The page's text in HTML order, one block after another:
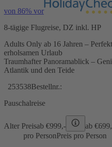
von 86% vor
8-tägige Flugreise, DZ inkl. HP
Adults Only ab 16 Jahren –
erholsamen Urlaub
Traumhafter Panoramablick –
Atlantik und den Teide
253538Bestellnr.:
Pauschalreise
Alter Preisab €999,- ab €
pro PersonPreis pro Person